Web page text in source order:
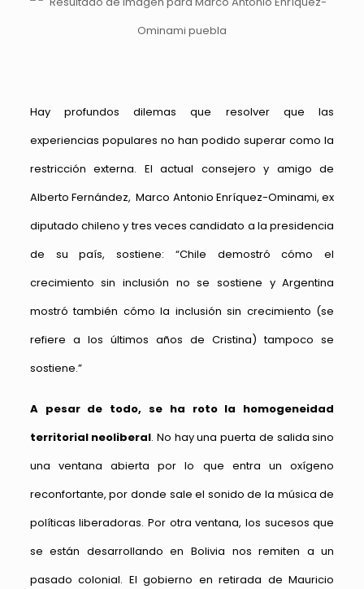
Hay profundos dilemas que resolver que las
experiencias populares no han podido superar como la
restricción externa. El actual consejero y amigo de
Alberto Fernández, Marco Antonio Enríquez-Ominami, ex
diputado chileno y tres veces candidato a la presidencia
de su país, sostiene: “Chile demostró cómo el
crecimiento sin inclusión no se sostiene y Argentina
mostró también cómo la inclusión sin crecimiento (se
refiere a los últimos años de Cristina) tampoco se
sostiene.”
A pesar de todo, se ha roto la homogeneidad
territorial neoliberal. No hay una puerta de salida sino
una ventana abierta por lo que entra un oxígeno
reconfortante, por donde sale el sonido de la música de
políticas liberadoras. Por otra ventana, los sucesos que
se están desarrollando en Bolivia nos remiten a un
pasado colonial. El gobierno en retirada de Mauricio